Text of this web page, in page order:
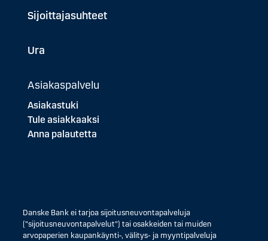
Sijoittajasuhteet
Ura
Asiakaspalvelu
Asiakastuki
Tule asiakkaaksi
Anna palautetta
Danske Bank ei tarjoa sijoitusneuvontapalveluja
("sijoitusneuvontapalvelut") tai osakkeiden tai muiden
arvopaperien kaupankäynti-, välitys- ja myyntipalveluja